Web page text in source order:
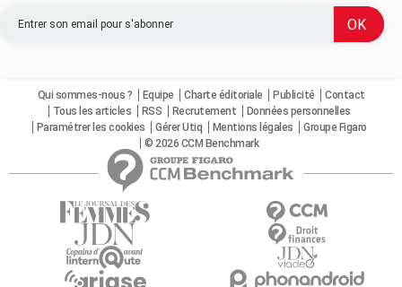
Qui sommes-nous ? Equipe Charte éditoriale Publicité
Contact
Tous les articles
RSS Recrutement
Données personnelles
Paramétrer les cookies
Gérer Utiq Mentions légales
Groupe Figaro
© 2026 CCM Benchmark